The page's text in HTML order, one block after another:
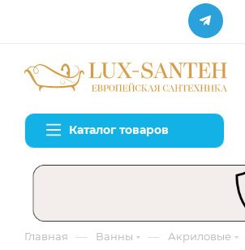
Каталог товаров
Главная — Ванны — Акриловые